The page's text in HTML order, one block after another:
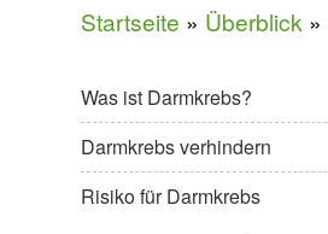
Startseite Überblick
Was ist Darmkrebs?
Der Darm: Aufbau & Funktion
Aufbau des Darms
Wie entsteht Darmkrebs?
Darmkrebs verhindern
Darüber sprechen
Risiko für Darmkrebs